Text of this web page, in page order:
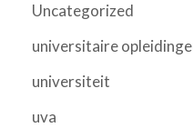
Uncategorized
universitaire
universiteit
uva